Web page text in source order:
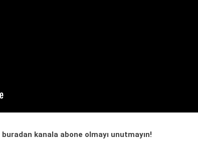
buradan kanala abone olmayı unutmayın!